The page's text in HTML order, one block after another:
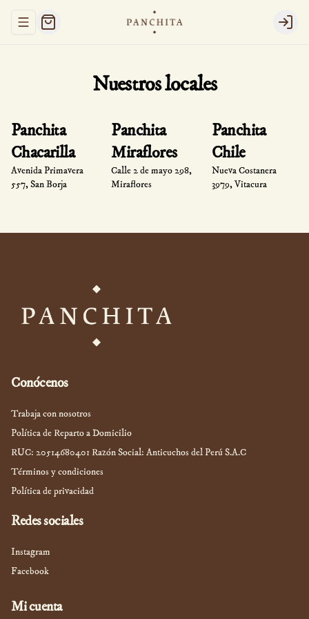
Abrir menu de navegación Login
Nuestros locales
Panchita
Chacarilla
Avenida Primavera
557, San Borja
Panchita
Miraflores
Calle 2 de mayo 298,
Miraflores
Panchita
Chile
Nueva Costanera
3979, Vitacura
Conócenos
Trabaja con nosotros
Política de Reparto a Domicilio
RUC: 20514680401 Razón Social: Anticuchos del Perú S.A.C
Términos y condiciones
Política de privacidad
Redes sociales
Instagram
Facebook
Mi cuenta